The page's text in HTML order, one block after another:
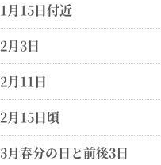
1月15日付近
2月3日
2月11日
2月15日頃
3月春分の日と前後3日